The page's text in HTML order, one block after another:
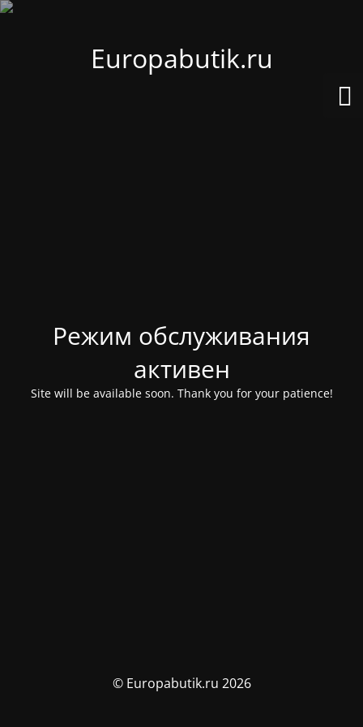
Europabutik.ru
Режим обслуживания
активен
Site will be available soon. Thank you for your patience!
© Europabutik.ru 2026